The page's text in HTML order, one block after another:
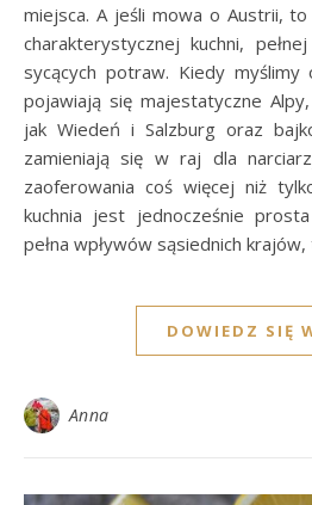
miejsca. A jeśli mowa o Austrii,
charakterystycznej kuchni,
sycących potraw. Kiedy
pojawiają się majestatyczne
jak Wiedeń i Salzburg oraz
zamieniają się w raj dla
zaoferowania coś więcej niż
kuchnia jest jednocześnie
pełna wpływów sąsiednich
DOWIEDZ SIĘ
Anna